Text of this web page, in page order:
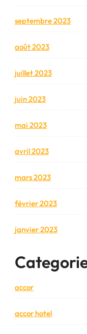
septembre 2023
août 2023
juillet 2023
juin 2023
mai 2023
avril 2023
mars 2023
février 2023
janvier 2023
accor
accor hotel